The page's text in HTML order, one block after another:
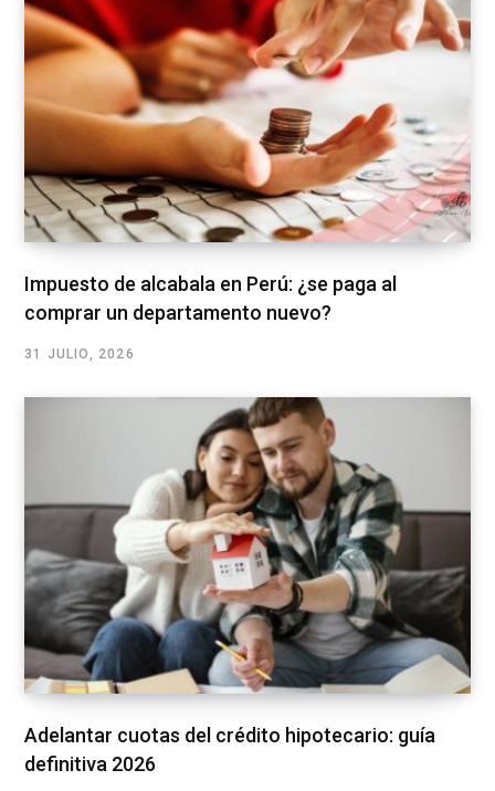
Impuesto de alcabala en Perú: ¿se paga al
comprar un departamento nuevo?
31 JULIO, 2026
Adelantar cuotas del crédito hipotecario: guía
definitiva 2026